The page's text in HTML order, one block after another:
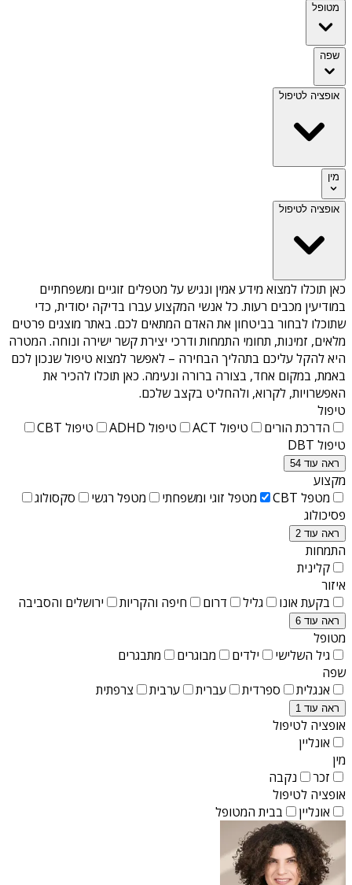
מטופל
שפה
אופציה לטיפול
מין
אופציה לטיפול
כאן תוכלו למצוא מידע אמין ונגיש על מטפלים זוגיים ומשפחתיים
במודיעין מכבים רעות. כל אנשי המקצוע עברו בדיקה יסודית, כדי
שתוכלו לבחור בביטחון את האדם המתאים לכם. באתר מוצגים פרטים
מלאים, זמינות, תחומי התמחות ודרכי יצירת קשר ישירה ונוחה. המטרה
היא להקל עליכם בתהליך הבחירה – לאפשר למצוא טיפול שנכון לכם
באמת, במקום אחד, בצורה ברורה ונעימה. כאן תוכלו להכיר את
האפשרויות, לקרוא, ולהחליט בקצב שלכם.
טיפול
הדרכת הורים
טיפול ACT טיפול ADHD
טיפול CBT
טיפול DBT
ראה עוד 54
מקצוע
מטפל CBT
מטפל זוגי ומשפחתי מטפל רגשי
סקסולוג
פסיכולוג
ראה עוד 2
התמחות
קלינית
איזור
בקעת אונו
גליל דרום חיפה והקריות ירושלים והסביבה
ראה עוד 6
מטופל
גיל השלישי
ילדים מבוגרים
מתבגרים
שפה
אנגלית
ספרדית עברית ערבית צרפתית
ראה עוד 1
אופציה לטיפול
אונליין
מין
זכר
נקבה
אופציה לטיפול
אונליין
בבית המטופל